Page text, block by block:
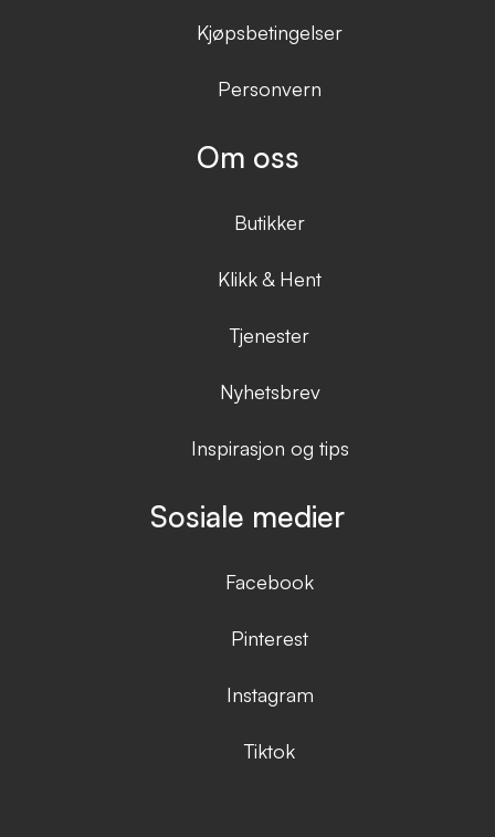
Kjøpsbetingelser
Personvern
Om oss
Butikker
Klikk & Hent
Tjenester
Nyhetsbrev
Inspirasjon og tips
Sosiale medier
Facebook
Pinterest
Instagram
Tiktok